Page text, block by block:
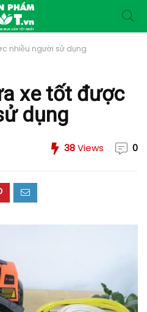
nhiều người sử dụng
xe tốt được
dụng
38Views 0